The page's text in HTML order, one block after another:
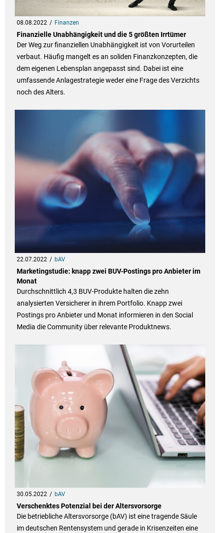
08.08.2022 Finanzen
Finanzielle Unabhängigkeit und die 5 größten Irrtümer
Der Weg zur finanziellen Unabhängigkeit ist von Vorurteilen
verbaut. Häufig mangelt es an soliden Finanzkonzepten, die
dem eigenen Lebensplan angepasst sind. Dabei ist eine
umfassende Anlagestrategie weder eine Frage des Verzichts
noch des Alters.
22.07.2022 bAV
Marketingstudie: knapp zwei BUV-Postings pro Anbieter im
Monat
Durchschnittlich 4,3 BUV-Produkte halten die zehn
analysierten Versicherer in ihrem Portfolio. Knapp zwei
Postings pro Anbieter und Monat informieren in den Social
Media die Community über relevante Produktnews.
30.05.2022 bAV
Verschenktes Potenzial bei der Altersvorsorge
Die betriebliche Altersvorsorge (bAV) ist eine tragende Säule
im deutschen Rentensystem und gerade in Krisenzeiten eine